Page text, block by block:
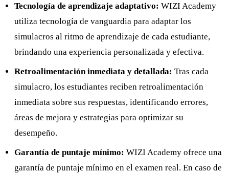
Tecnología de aprendizaje adaptativo: WIZI Academy
utiliza tecnología de vanguardia para adaptar los
simulacros al ritmo de aprendizaje de cada estudiante,
brindando una experiencia personalizada y efectiva.
Retroalimentación inmediata y detallada: Tras cada
simulacro, los estudiantes reciben retroalimentación
inmediata sobre sus respuestas, identificando errores,
áreas de mejora y estrategias para optimizar su
desempeño.
Garantía de puntaje mínimo: WIZI Academy ofrece una
garantía de puntaje mínimo en el examen real. En caso de